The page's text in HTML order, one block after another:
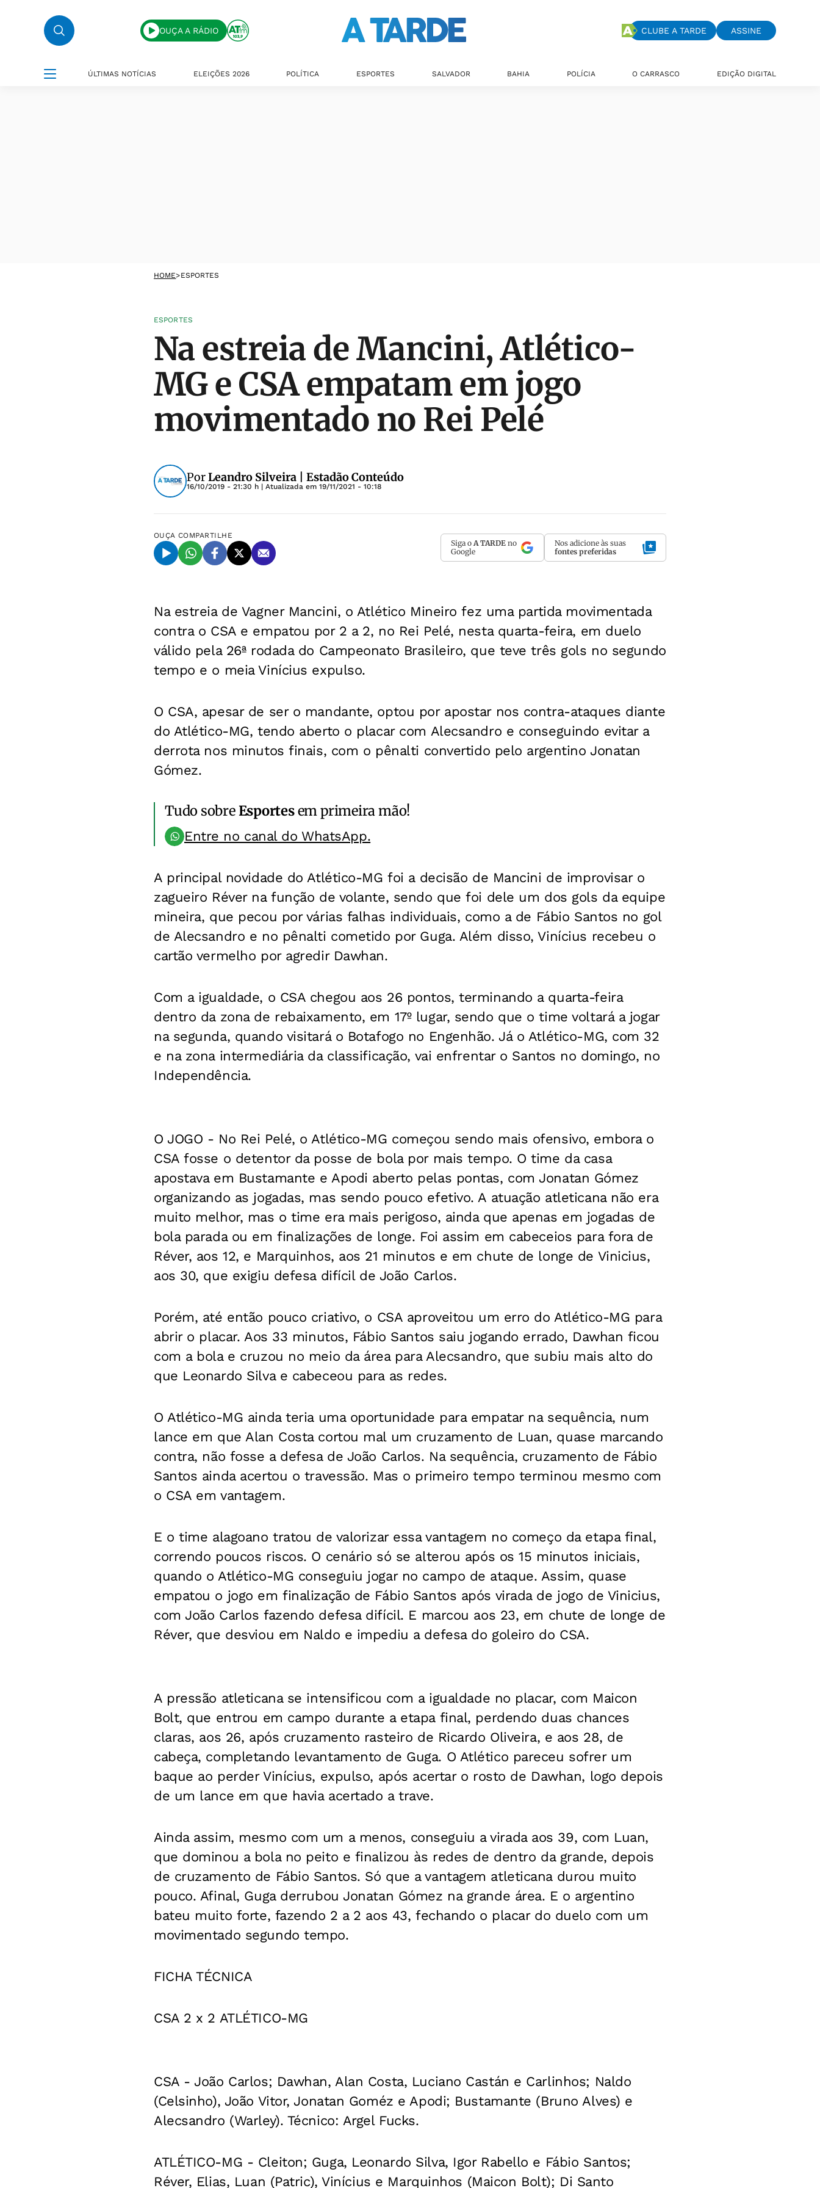
OUÇA A RÁDIO CLUBE A TARDE ASSINE
ÚLTIMAS NOTÍCIAS ELEIÇÕES 2026 POLÍTICA ESPORTES SALVADOR BAHIA POLÍCIA O CARRASCO EDIÇÃO DIGITAL
HOME>ESPORTES
ESPORTES
Na estreia de Mancini, Atlético-
MG e CSA empatam em jogo
movimentado no Rei Pelé
PorLeandro Silveira | Estadão Conteúdo
16/10/2019 - 21:30 h | Atualizada em 19/11/2021 - 10:18
OUÇA COMPARTILHE
Siga o A TARDE no
Google
Nos adicione às suas
fontes preferidas
Na estreia de Vagner Mancini, o Atlético Mineiro fez uma partida movimentada
contra o CSA e empatou por 2 a 2, no Rei Pelé, nesta quarta-feira, em duelo
válido pela 26ª rodada do Campeonato Brasileiro, que teve três gols no segundo
tempo e o meia Vinícius expulso.
O CSA, apesar de ser o mandante, optou por apostar nos contra-ataques diante
do Atlético-MG, tendo aberto o placar com Alecsandro e conseguindo evitar a
derrota nos minutos finais, com o pênalti convertido pelo argentino Jonatan
Gómez.
Tudo sobreEsportesem primeira mão!
Entre no canal do WhatsApp.
A principal novidade do Atlético-MG foi a decisão de Mancini de improvisar o
zagueiro Réver na função de volante, sendo que foi dele um dos gols da equipe
mineira, que pecou por várias falhas individuais, como a de Fábio Santos no gol
de Alecsandro e no pênalti cometido por Guga. Além disso, Vinícius recebeu o
cartão vermelho por agredir Dawhan.
Com a igualdade, o CSA chegou aos 26 pontos, terminando a quarta-feira
dentro da zona de rebaixamento, em 17º lugar, sendo que o time voltará a jogar
na segunda, quando visitará o Botafogo no Engenhão. Já o Atlético-MG, com 32
e na zona intermediária da classificação, vai enfrentar o Santos no domingo, no
Independência.
O JOGO - No Rei Pelé, o Atlético-MG começou sendo mais ofensivo, embora o
CSA fosse o detentor da posse de bola por mais tempo. O time da casa
apostava em Bustamante e Apodi aberto pelas pontas, com Jonatan Gómez
organizando as jogadas, mas sendo pouco efetivo. A atuação atleticana não era
muito melhor, mas o time era mais perigoso, ainda que apenas em jogadas de
bola parada ou em finalizações de longe. Foi assim em cabeceios para fora de
Réver, aos 12, e Marquinhos, aos 21 minutos e em chute de longe de Vinicius,
aos 30, que exigiu defesa difícil de João Carlos.
Porém, até então pouco criativo, o CSA aproveitou um erro do Atlético-MG para
abrir o placar. Aos 33 minutos, Fábio Santos saiu jogando errado, Dawhan ficou
com a bola e cruzou no meio da área para Alecsandro, que subiu mais alto do
que Leonardo Silva e cabeceou para as redes.
O Atlético-MG ainda teria uma oportunidade para empatar na sequência, num
lance em que Alan Costa cortou mal um cruzamento de Luan, quase marcando
contra, não fosse a defesa de João Carlos. Na sequência, cruzamento de Fábio
Santos ainda acertou o travessão. Mas o primeiro tempo terminou mesmo com
o CSA em vantagem.
E o time alagoano tratou de valorizar essa vantagem no começo da etapa final,
correndo poucos riscos. O cenário só se alterou após os 15 minutos iniciais,
quando o Atlético-MG conseguiu jogar no campo de ataque. Assim, quase
empatou o jogo em finalização de Fábio Santos após virada de jogo de Vinicius,
com João Carlos fazendo defesa difícil. E marcou aos 23, em chute de longe de
Réver, que desviou em Naldo e impediu a defesa do goleiro do CSA.
A pressão atleticana se intensificou com a igualdade no placar, com Maicon
Bolt, que entrou em campo durante a etapa final, perdendo duas chances
claras, aos 26, após cruzamento rasteiro de Ricardo Oliveira, e aos 28, de
cabeça, completando levantamento de Guga. O Atlético pareceu sofrer um
baque ao perder Vinícius, expulso, após acertar o rosto de Dawhan, logo depois
de um lance em que havia acertado a trave.
Ainda assim, mesmo com um a menos, conseguiu a virada aos 39, com Luan,
que dominou a bola no peito e finalizou às redes de dentro da grande, depois
de cruzamento de Fábio Santos. Só que a vantagem atleticana durou muito
pouco. Afinal, Guga derrubou Jonatan Gómez na grande área. E o argentino
bateu muito forte, fazendo 2 a 2 aos 43, fechando o placar do duelo com um
movimentado segundo tempo.
FICHA TÉCNICA
CSA 2 x 2 ATLÉTICO-MG
CSA - João Carlos; Dawhan, Alan Costa, Luciano Castán e Carlinhos; Naldo
(Celsinho), João Vitor, Jonatan Goméz e Apodi; Bustamante (Bruno Alves) e
Alecsandro (Warley). Técnico: Argel Fucks.
ATLÉTICO-MG - Cleiton; Guga, Leonardo Silva, Igor Rabello e Fábio Santos;
Réver, Elias, Luan (Patric), Vinícius e Marquinhos (Maicon Bolt); Di Santo